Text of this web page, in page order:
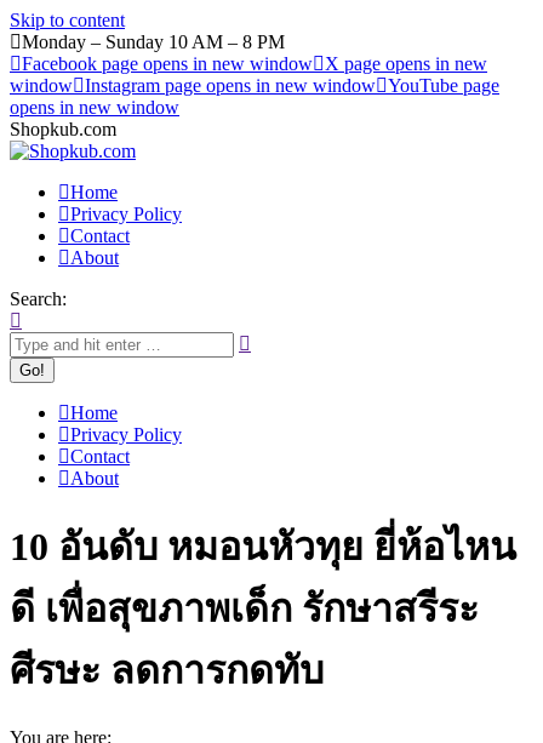
Skip to content
Monday – Sunday 10 AM – 8 PM
Facebook page opens in new window
X page opens in new
window Instagram page opens in new window YouTube page
opens in new window
Shopkub.com
Home
Privacy Policy
Contact
About
Search:
Home
Privacy Policy
Contact
About
10 อันดับ หมอนหัวทุย ยี่ห้อไหน
ดี เพื่อสุขภาพเด็ก รักษาสรีระ
ศีรษะ ลดการกดทับ
You are here: